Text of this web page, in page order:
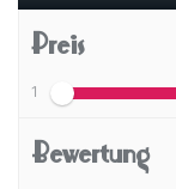
Preis
1
Bewertung